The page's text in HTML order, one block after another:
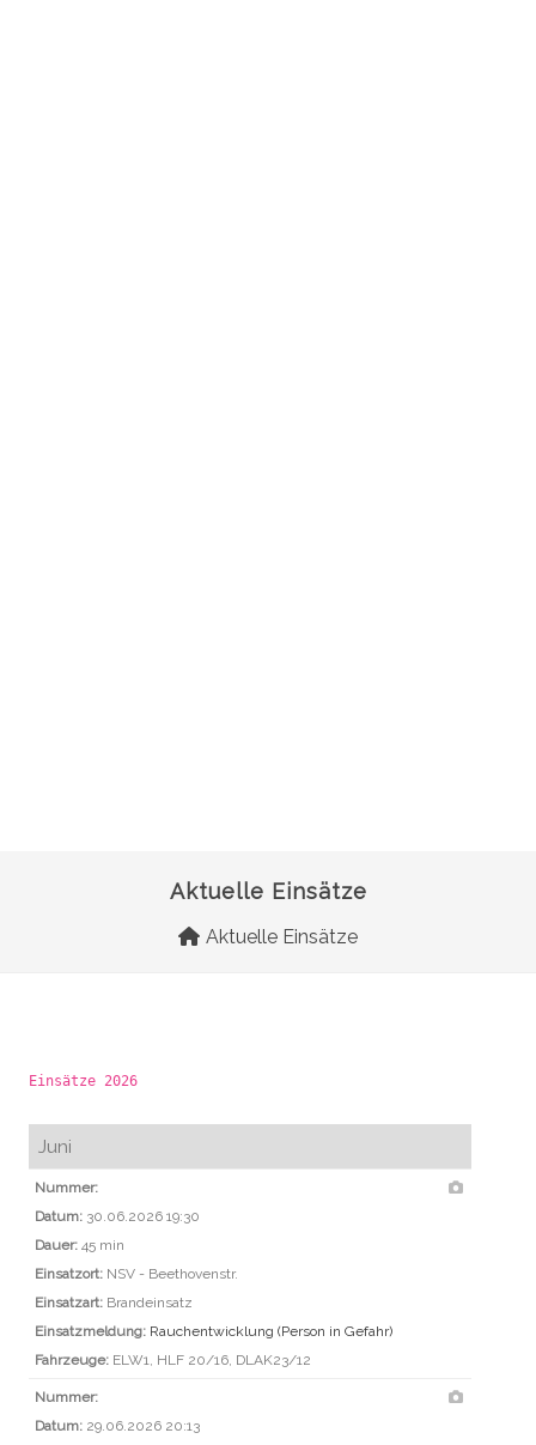
Aktuelle Einsätze
Aktuelle Einsätze
Einsätze 2026
Juni
Nummer:
Datum: 30.06.2026 19:30
Dauer: 45 min
Einsatzort: NSV - Beethovenstr.
Einsatzart: Brandeinsatz
Einsatzmeldung: Rauchentwicklung (Person in Gefahr)
Fahrzeuge: ELW1, HLF 20/16, DLAK23/12
Nummer:
Datum: 29.06.2026 20:13